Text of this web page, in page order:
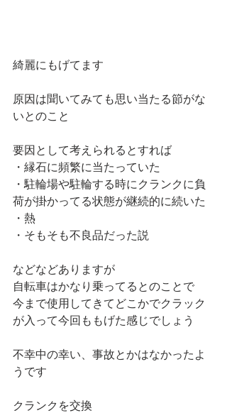
綺麗にもげてます
原因は聞いてみても思い当たる節がな
いとのこと
要因として考えられるとすれば
・縁石に頻繁に当たっていた
・駐輪場や駐輪する時にクランクに負
荷が掛かってる状態が継続的に続いた
・熱
・そもそも不良品だった説
などなどありますが
自転車はかなり乗ってるとのことで
今まで使用してきてどこかでクラック
が入って今回ももげた感じでしょう
不幸中の幸い、事故とかはなかったよ
うです
クランクを交換